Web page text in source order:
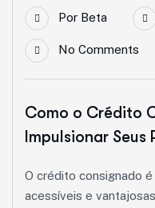
Por Beta
No Comments
Como o Crédito
Impulsionar
O crédito consignado
acessíveis e